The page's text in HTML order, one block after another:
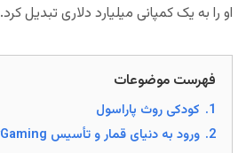
او را به یک کمپانی میلیارد دلاری تبدیل کرد.
فهرست موضوعات
1. کودکی روث پاراسول
2. ورود به دنیای قمار و تأسیس PartyGaming